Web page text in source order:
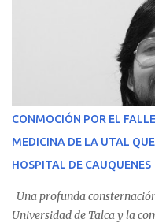
CONMOCIÓN POR EL
MEDICINA DE LA UTAL
HOSPITAL DE CAUQUENES
Una profunda
Universidad de Talca y la